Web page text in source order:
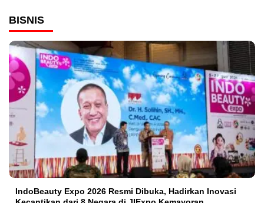
BISNIS
IndoBeauty Expo 2026 Resmi Dibuka, Hadirkan Inovasi